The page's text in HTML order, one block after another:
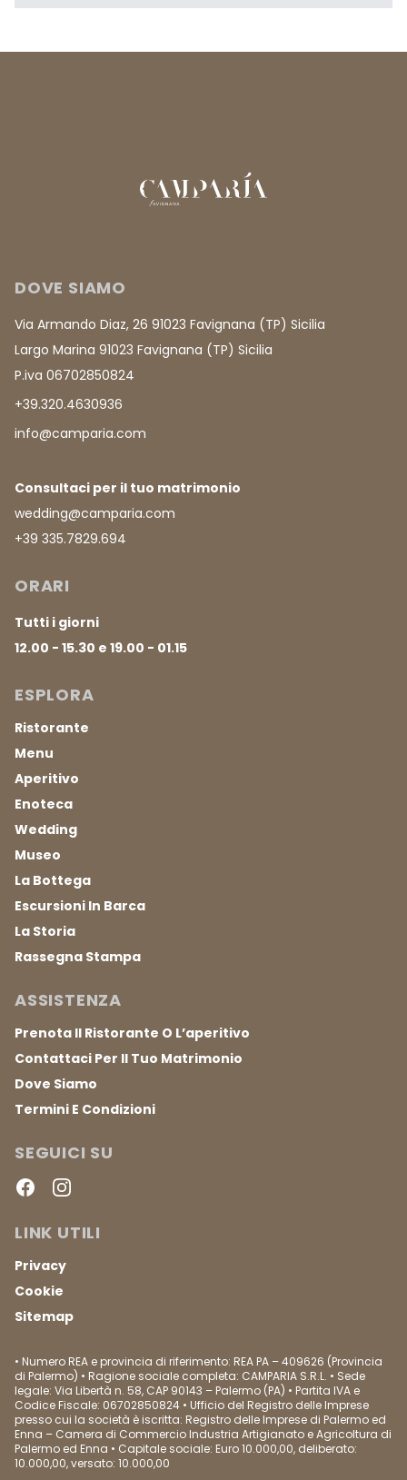
DOVE SIAMO
Via Armando Diaz, 26 91023 Favignana (TP) Sicilia
Largo Marina 91023 Favignana (TP) Sicilia
P.iva 06702850824
+39.320.4630936
info@camparia.com
Consultaci per il tuo matrimonio
wedding@camparia.com
+39 335.7829.694
ORARI
Tutti i giorni
12.00 - 15.30 e 19.00 - 01.15
ESPLORA
Ristorante
Menu
Aperitivo
Enoteca
Wedding
Museo
La Bottega
Escursioni In Barca
La Storia
Rassegna Stampa
ASSISTENZA
Prenota Il Ristorante O L’aperitivo
Contattaci Per Il Tuo Matrimonio
Dove Siamo
Termini E Condizioni
SEGUICI SU
FacebookInstagram
LINK UTILI
Privacy
Cookie
Sitemap
• Numero REA e provincia di riferimento: REA PA – 409626 (Provincia
di Palermo) • Ragione sociale completa: CAMPARIA S.R.L. • Sede
legale: Via Libertà n. 58, CAP 90143 – Palermo (PA) • Partita IVA e
Codice Fiscale: 06702850824 • Ufficio del Registro delle Imprese
presso cui la società è iscritta: Registro delle Imprese di Palermo ed
Enna – Camera di Commercio Industria Artigianato e Agricoltura di
Palermo ed Enna • Capitale sociale: Euro 10.000,00, deliberato:
10.000,00, versato: 10.000,00